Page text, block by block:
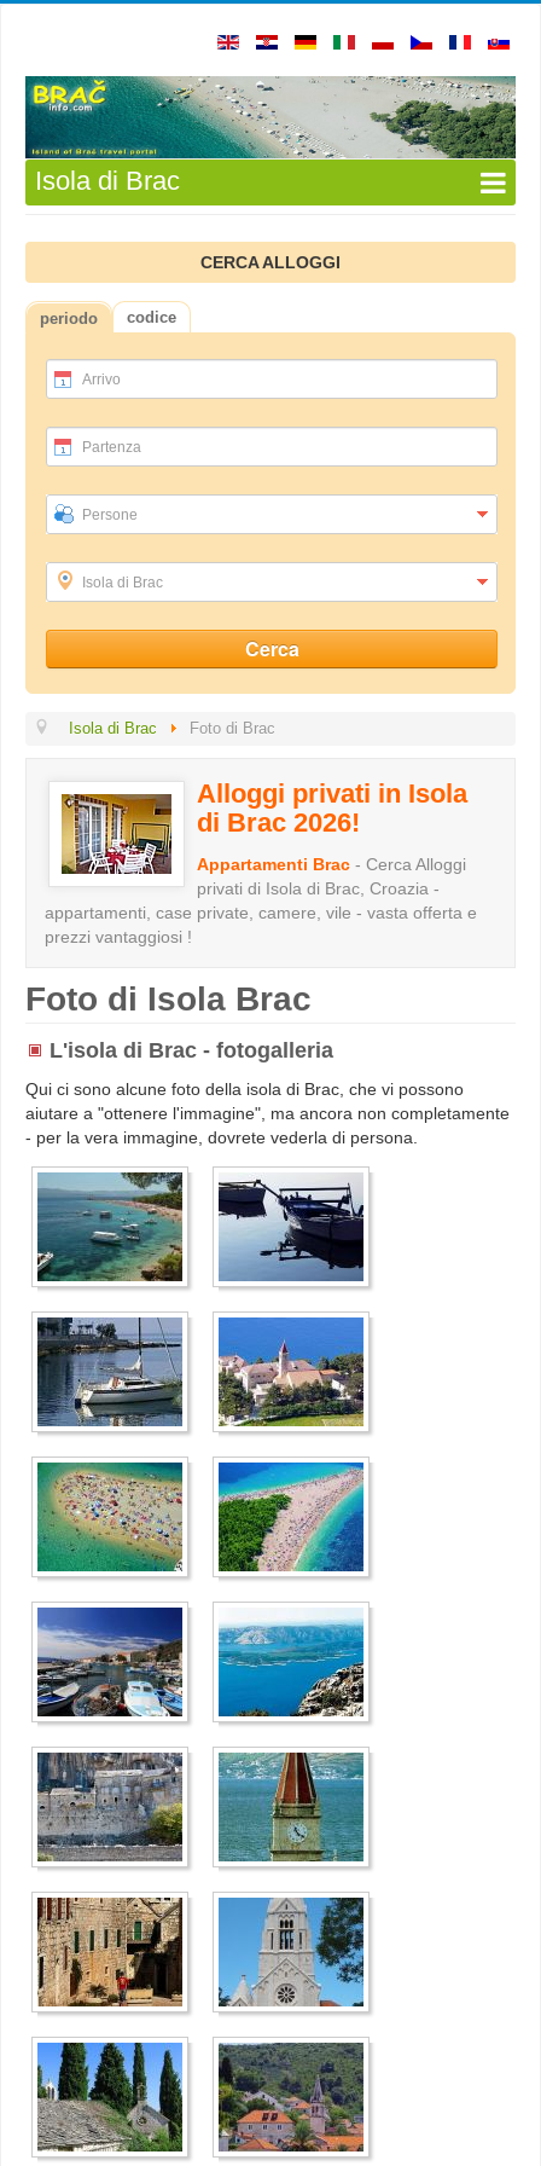
Isola di Brac
CERCA ALLOGGI
periodo codice
Arrivo
Partenza
Persone
Isola di Brac
Isola di Brac Foto di Brac
Alloggi privati in Isola
di Brac 2026!
Appartamenti Brac - Cerca Alloggi
privati di Isola di Brac, Croazia -
appartamenti, case private, camere, vile - vasta offerta e
prezzi vantaggiosi !
Foto di Isola Brac
L'isola di Brac - fotogalleria
Qui ci sono alcune foto della isola di Brac, che vi possono
aiutare a "ottenere l'immagine", ma ancora non completamente
- per la vera immagine, dovrete vederla di persona.